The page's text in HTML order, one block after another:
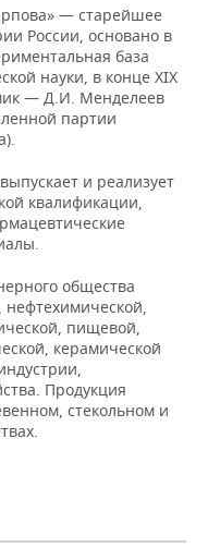
— старейшее
России, основано в
база
науки, в конце XIX
— Д.И. Менделеев
партии
и реализует
квалификации,
общества
пищевой,
керамической
Продукция
стекольном и